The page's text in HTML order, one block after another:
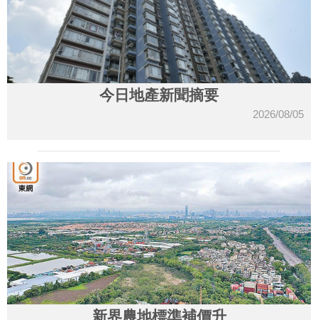
今日地產新聞摘要
2026/08/05
新界農地標準補價升